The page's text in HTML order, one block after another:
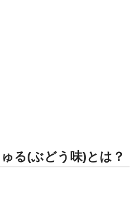
る(ぶどう味)とは？